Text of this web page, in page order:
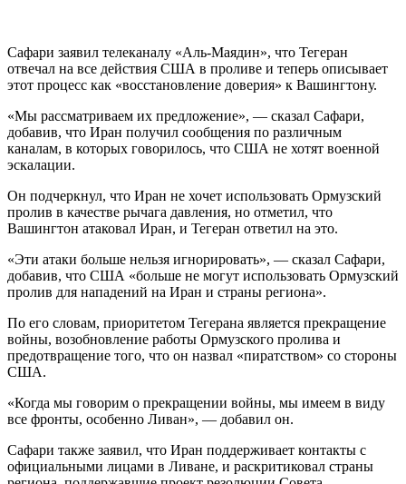
Сафари заявил телеканалу «Аль-Маядин», что Тегеран
отвечал на все действия США в проливе и теперь описывает
этот процесс как «восстановление доверия» к Вашингтону.
«Мы рассматриваем их предложение», — сказал Сафари,
добавив, что Иран получил сообщения по различным
каналам, в которых говорилось, что США не хотят военной
эскалации.
Он подчеркнул, что Иран не хочет использовать Ормузский
пролив в качестве рычага давления, но отметил, что
Вашингтон атаковал Иран, и Тегеран ответил на это.
«Эти атаки больше нельзя игнорировать», — сказал Сафари,
добавив, что США «больше не могут использовать Ормузский
пролив для нападений на Иран и страны региона».
По его словам, приоритетом Тегерана является прекращение
войны, возобновление работы Ормузского пролива и
предотвращение того, что он назвал «пиратством» со стороны
США.
«Когда мы говорим о прекращении войны, мы имеем в виду
все фронты, особенно Ливан», — добавил он.
Сафари также заявил, что Иран поддерживает контакты с
официальными лицами в Ливане, и раскритиковал страны